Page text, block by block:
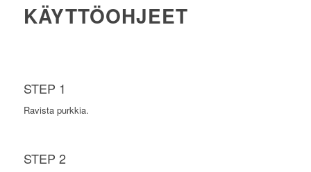
KÄYTTÖOHJEET
STEP 1
Ravista purkkia.
STEP 2